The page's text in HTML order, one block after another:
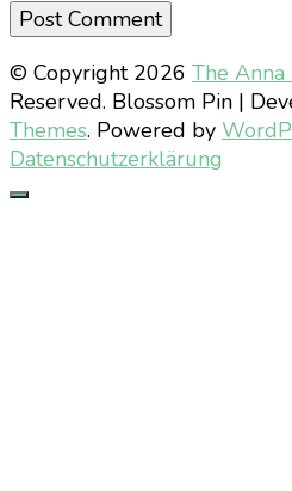
© Copyright 2026 The Anna
Reserved. Blossom Pin |
Themes. Powered by
Datenschutzerklärung